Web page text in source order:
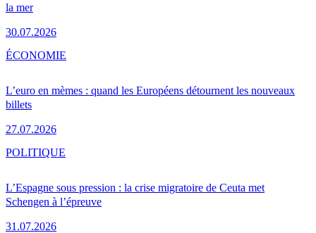
la mer
30.07.2026
L’euro en mèmes : quand les Européens détournent les nouveaux
billets
27.07.2026
ÉCONOMIE
L’Espagne sous pression : la crise migratoire de Ceuta met
Schengen à l’épreuve
31.07.2026
POLITIQUE